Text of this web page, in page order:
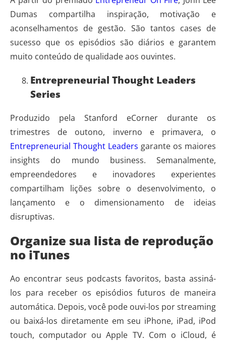
Dumas compartilha inspiração, motivação e
aconselhamentos de gestão. São tantos cases de
sucesso que os episódios são diários e garantem
muito conteúdo de qualidade aos ouvintes.
Entrepreneurial Thought Leaders
Series
Produzido pela Stanford eCorner durante os
trimestres de outono, inverno e primavera, o
Entrepreneurial Thought Leaders garante os maiores
insights do mundo business. Semanalmente,
empreendedores e inovadores experientes
compartilham lições sobre o desenvolvimento, o
lançamento e o dimensionamento de ideias
disruptivas.
Organize sua lista de reprodução
no iTunes
Ao encontrar seus podcasts favoritos, basta assiná-
los para receber os episódios futuros de maneira
automática. Depois, você pode ouvi-los por streaming
ou baixá-los diretamente em seu iPhone, iPad, iPod
touch, computador ou Apple TV. Com o iCloud, é